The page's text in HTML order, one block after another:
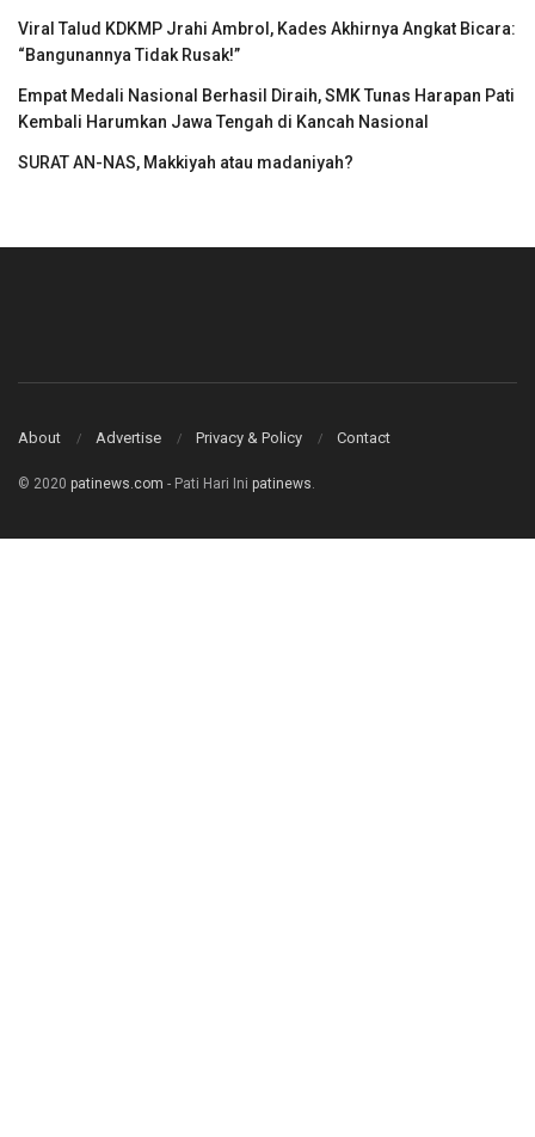
Viral Talud KDKMP Jrahi Ambrol, Kades Akhirnya Angkat Bicara:
“Bangunannya Tidak Rusak!”
Empat Medali Nasional Berhasil Diraih, SMK Tunas Harapan Pati
Kembali Harumkan Jawa Tengah di Kancah Nasional
SURAT AN-NAS, Makkiyah atau madaniyah?
About Advertise Privacy & Policy Contact
© 2020 patinews.com - Pati Hari Ini patinews